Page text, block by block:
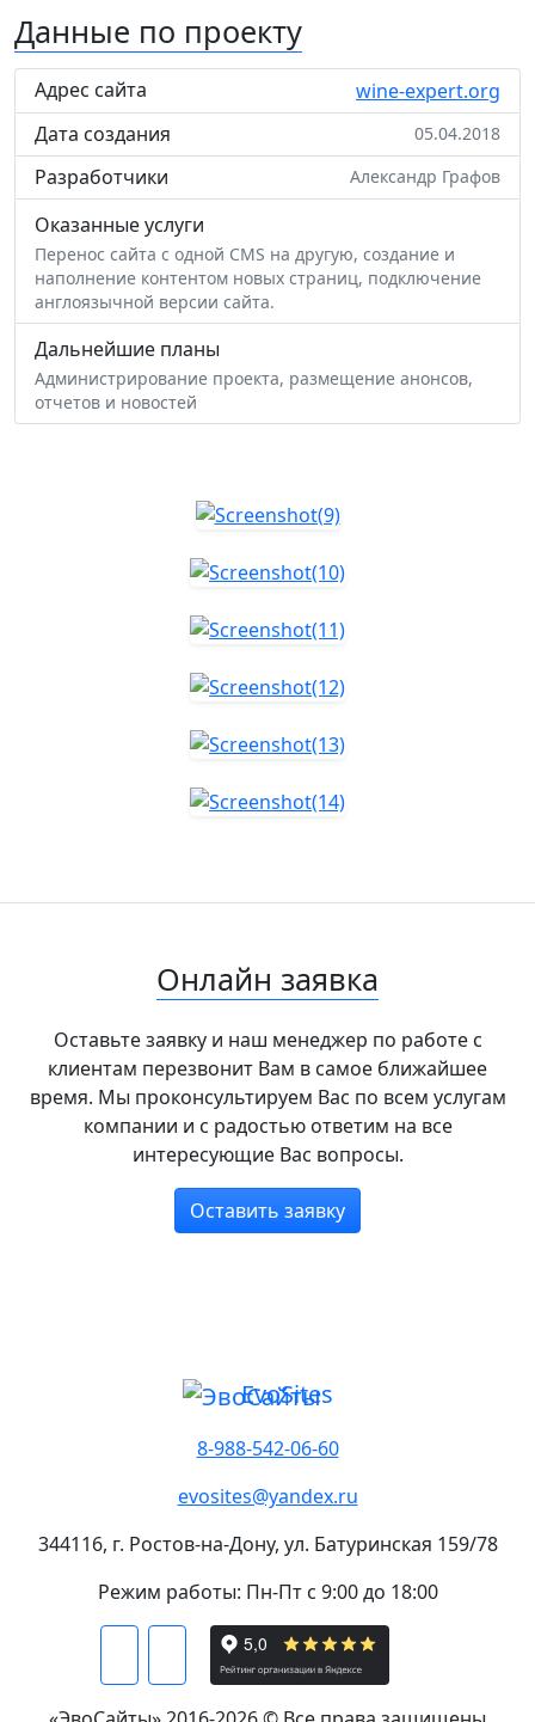
Данные по проекту
Адрес сайта
wine-expert.org
Дата создания
05.04.2018
Разработчики Александр Графов
Оказанные услуги
Перенос сайта с одной CMS на другую, создание и
наполнение контентом новых страниц, подключение
англоязычной версии сайта.
Дальнейшие планы
Администрирование проекта, размещение анонсов,
отчетов и новостей
Онлайн заявка
Оставьте заявку и наш менеджер по работе с
клиентам перезвонит Вам в самое ближайшее
время. Мы проконсультируем Вас по всем услугам
компании и с радостью ответим на все
интересующие Вас вопросы.
Оставить заявку
EvoSites
8-988-542-06-60
evosites@yandex.ru
344116, г. Ростов-на-Дону, ул. Батуринская 159/78
Режим работы: Пн-Пт с 9:00 до 18:00